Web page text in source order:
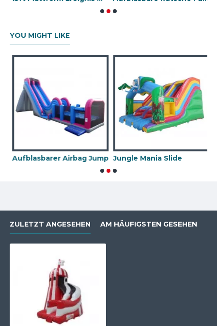
YOU MIGHT LIKE
Aufblasbarer Airbag Jump Jungle Mania Slide
ZULETZT ANGESEHEN AM HÄUFIGSTEN GESEHEN